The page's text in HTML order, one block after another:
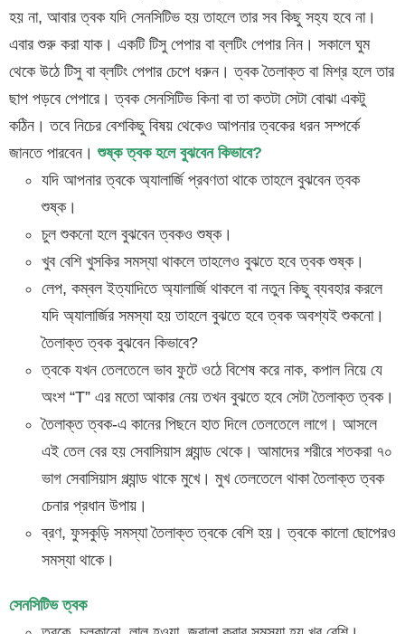
হয় না, আবার ত্বক যদি সেনসিটিভ হয় তাহলে তার সব কিছু সহ্য হবে না।
এবার শুরু করা যাক। একটি টিসু পেপার বা ব্লটিং পেপার নিন। সকালে ঘুম
থেকে উঠে টিসু বা ব্লটিং পেপার চেপে ধরুন। ত্বক তৈলাক্ত বা মিশ্র হলে তার
ছাপ পড়বে পেপারে। ত্বক সেনসিটিভ কিনা বা তা কতটা সেটা বোঝা একটু
কঠিন। তবে নিচের বেশকিছু বিষয় থেকেও আপনার ত্বকের ধরন সম্পর্কে
জানতে পারবেন।শুষ্ক ত্বক হলে বুঝবেন কিভাবে?
যদি আপনার ত্বকে অ্যালার্জি প্রবণতা থাকে তাহলে বুঝবেন ত্বক
শুষ্ক।
চুল শুকনো হলে বুঝবেন ত্বকও শুষ্ক।
খুব বেশি খুসকির সমস্যা থাকলে তাহলেও বুঝতে হবে ত্বক শুষ্ক।
লেপ, কম্বল ইত্যাদিতে অ্যালার্জি থাকলে বা নতুন কিছু ব্যবহার করলে
যদি অ্যালার্জির সমস্যা হয় তাহলে বুঝতে হবে ত্বক অবশ্যই শুকনো।
তৈলাক্ত ত্বক বুঝবেন কিভাবে?
ত্বকে যখন তেলতেলে ভাব ফুটে ওঠে বিশেষ করে নাক, কপাল নিয়ে যে
অংশ “T” এর মতো আকার নেয় তখন বুঝতে হবে সেটা তৈলাক্ত ত্বক।
তৈলাক্ত ত্বক-এ কানের পিছনে হাত দিলে তেলতেলে লাগে। আসলে
এই তেল বের হয় সেবাসিয়াস গ্ল্যান্ড থেকে। আমাদের শরীরে শতকরা ৭০
ভাগ সেবাসিয়াস গ্ল্যান্ড থাকে মুখে। মুখ তেলতেলে থাকা তৈলাক্ত ত্বক
চেনার প্রধান উপায়।
ব্রণ, ফুসকুড়ি সমস্যা তৈলাক্ত ত্বকে বেশি হয়। ত্বকে কালো ছোপেরও
সমস্যা থাকে।
সেনসিটিভ ত্বক